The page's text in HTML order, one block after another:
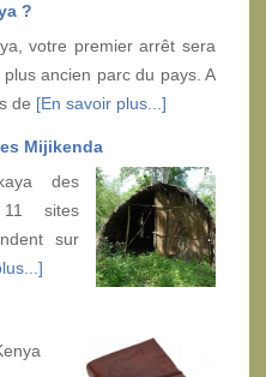
?
votre premier arrêt sera
ancien parc du pays. A
de [En savoir plus...]
Mijikenda
des
sites
sur